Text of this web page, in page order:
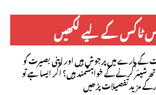
ٹاکس کے لیے لکھیں
کے بارے میں پرجوش ہیں اور اپنی بصیرت کو
شیئر کرنے کے خواہشمند ہیں؟ اگر ایسا ہے تو
مزید تفصیلات پڑھیں